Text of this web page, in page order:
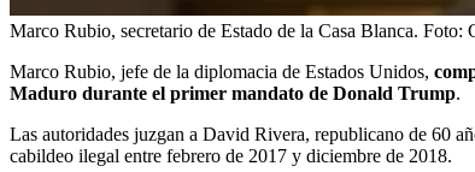
Marco Rubio, secretario de Estado de la Casa Blanca. Foto:
Marco Rubio, jefe de la diplomacia de Estados Unidos,
Maduro durante el primer mandato de Donald Trump.
Las autoridades juzgan a David Rivera, republicano de 60
cabildeo ilegal entre febrero de 2017 y diciembre de 2018.